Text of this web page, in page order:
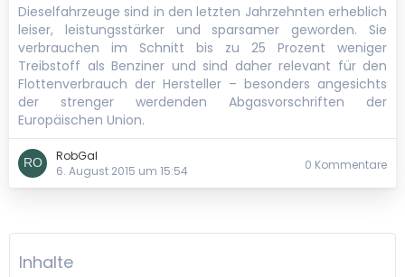
Dieselfahrzeuge sind in den letzten Jahrzehnten erheblich
leiser, leistungsstärker und sparsamer geworden. Sie
verbrauchen im Schnitt bis zu 25 Prozent weniger
Treibstoff als Benziner und sind daher relevant für den
Flottenverbrauch der Hersteller – besonders angesichts
der strenger werdenden Abgasvorschriften der
Europäischen Union.
RobGal
6. August 2015 um 15:54
0 Kommentare
Inhalte